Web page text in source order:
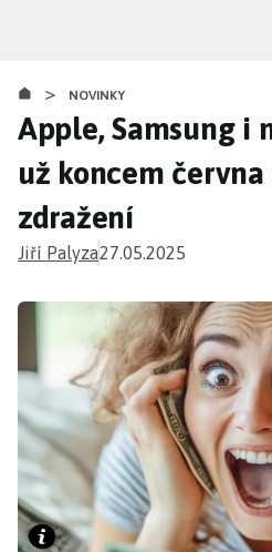
obsahu
> NOVINKY
Apple, Samsung i
už koncem
zdražení
Jiří Palyza27.05.2025